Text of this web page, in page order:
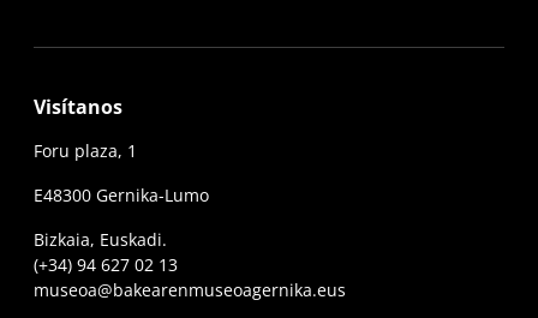
Visítanos
Foru plaza, 1
E48300 Gernika-Lumo
Bizkaia, Euskadi.
(+34) 94 627 02 13
museoa@bakearenmuseoagernika.eus